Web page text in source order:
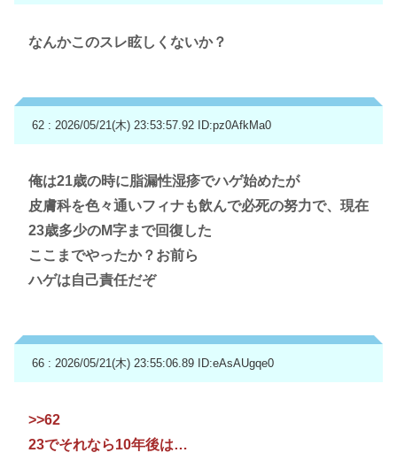
なんかこのスレ眩しくないか？
62 : 2026/05/21(木) 23:53:57.92 ID:pz0AfkMa0
俺は21歳の時に脂漏性湿疹でハゲ始めたが
皮膚科を色々通いフィナも飲んで必死の努力で、現在
23歳多少のM字まで回復した
ここまでやったか？お前ら
ハゲは自己責任だぞ
66 : 2026/05/21(木) 23:55:06.89 ID:eAsAUgqe0
>>62
23でそれなら10年後は…